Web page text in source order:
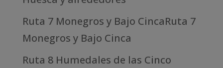
Ruta 7 Monegros y Bajo CincaRuta 7
Monegros y Bajo Cinca
Ruta 8 Humedales de las Cinco